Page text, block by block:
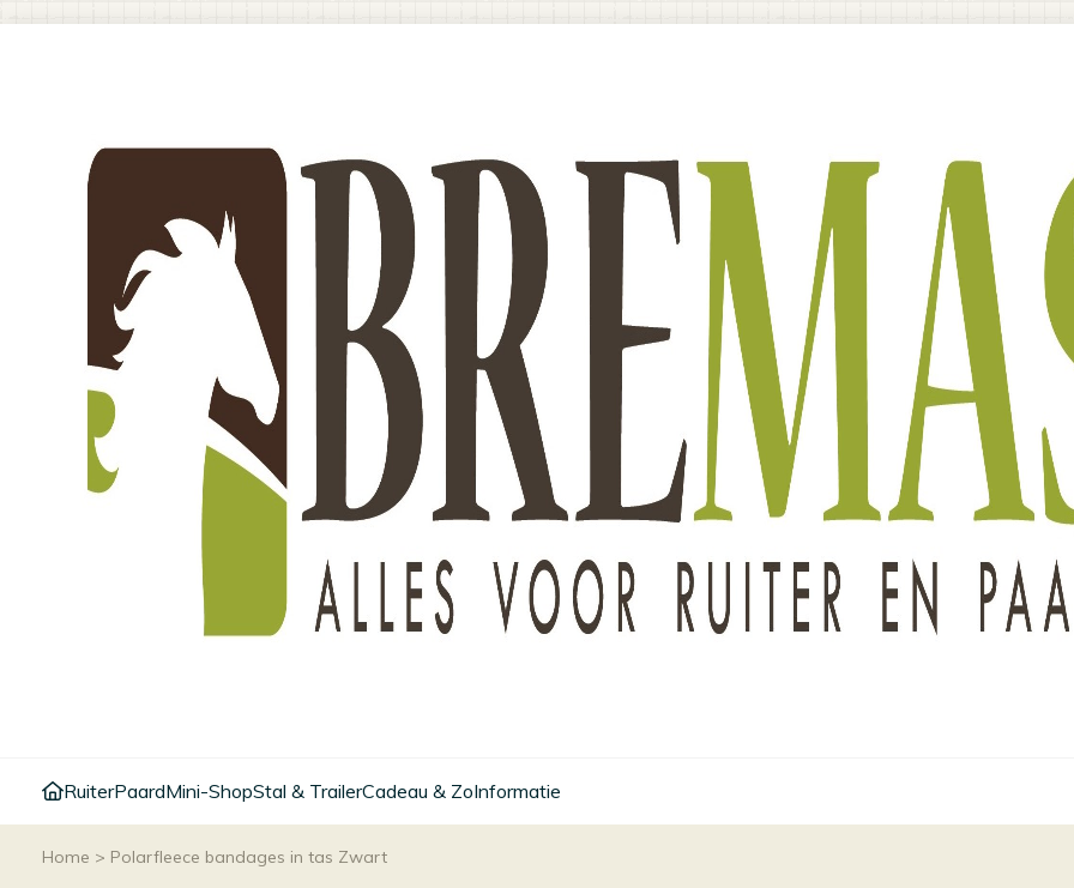
RuiterPaardMini-ShopStal & TrailerCadeau & ZoInformatie
Home > Polarfleece bandages in tas Zwart